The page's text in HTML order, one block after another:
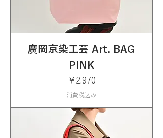
廣岡京染工芸 Art. BAG
PINK
価格
￥2,970
消費税込み